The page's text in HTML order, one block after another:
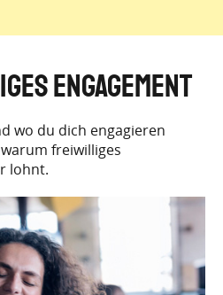
Engagement
wo du dich engagieren
freiwilliges
lohnt.